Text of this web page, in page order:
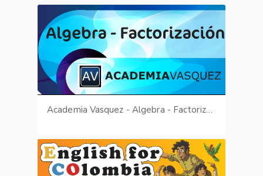
Academia Vasquez - Algebra - Factorización